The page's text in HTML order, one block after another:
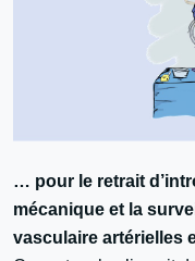
… pour le retrait
mécanique et la
vasculaire artérielles